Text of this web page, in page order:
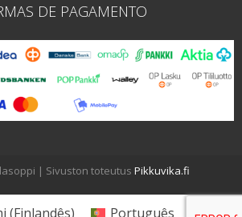
DE PAGAMENTO
| Sivuston toteutus Pikkuvika.fi
(Finlandês) Português